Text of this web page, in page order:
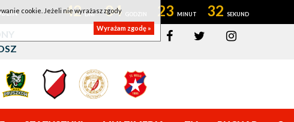
42 04 23 32
cookie. Jeżeli nie wyrażasz zgody
Wyrażam zgodę »